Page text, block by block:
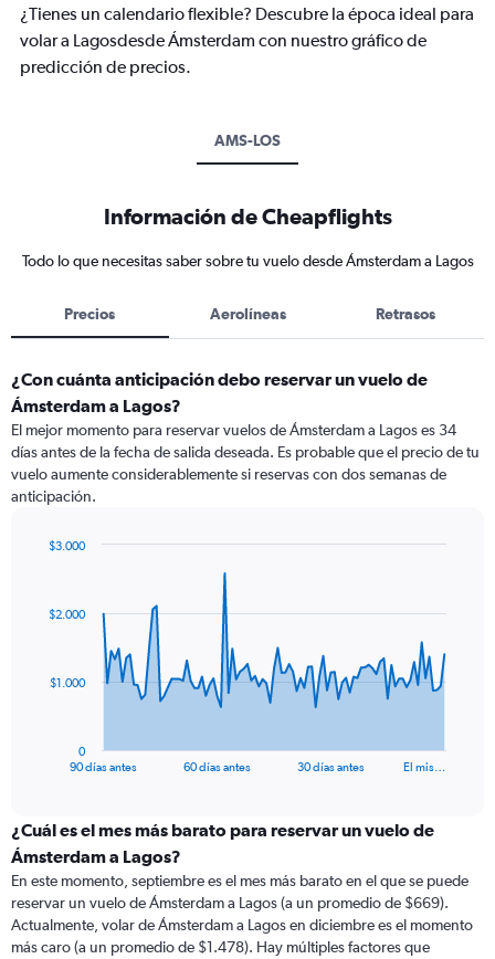
¿Tienes un calendario flexible? Descubre la época ideal para
volar a Lagosdesde Ámsterdam con nuestro gráfico de
predicción de precios.
AMS-LOS
Información de Cheapflights
Todo lo que necesitas saber sobre tu vuelo desde Ámsterdam a Lagos
Precios Aerolíneas Retrasos
¿Con cuánta anticipación debo reservar un vuelo de
Ámsterdam a Lagos?
El mejor momento para reservar vuelos de Ámsterdam a Lagos es 34
días antes de la fecha de salida deseada. Es probable que el precio de tu
vuelo aumente considerablemente si reservas con dos semanas de
anticipación.
data
The
categories.
Range:
categories.
The
chart
has
90 días antes 60 días antes 30 días antes El mis…
0
$1.000
$2.000
$3.000
¿Cuál es el mes más barato para reservar un vuelo de
Ámsterdam a Lagos?
En este momento, septiembre es el mes más barato en el que se puede
reservar un vuelo de Ámsterdam a Lagos (a un promedio de $669).
Actualmente, volar de Ámsterdam a Lagos en diciembre es el momento
más caro (a un promedio de $1.478). Hay múltiples factores que